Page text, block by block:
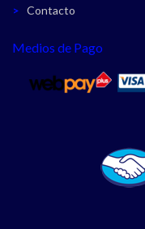
Contacto
Medios de Pago